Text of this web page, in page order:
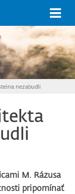
nezabudli
M. Rázusa
pripomínať